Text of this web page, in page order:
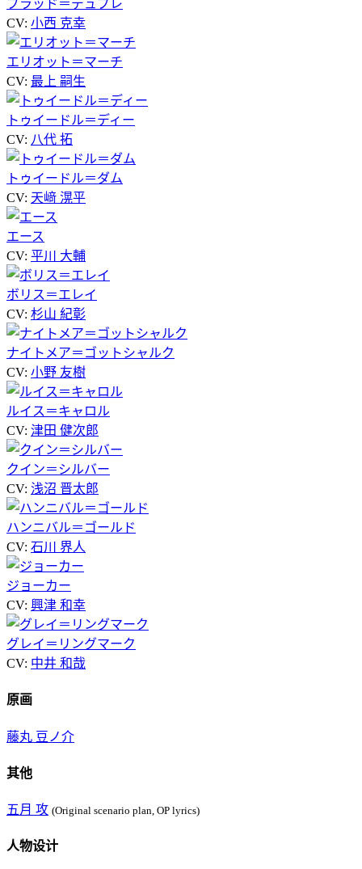
ブラッド＝デュプレ
CV: 小西 克幸
エリオット＝マーチ
CV: 最上 嗣生
トゥイードル＝ディー
CV: 八代 拓
トゥイードル＝ダム
CV: 天﨑 滉平
エース
CV: 平川 大輔
ボリス＝エレイ
CV: 杉山 紀彰
ナイトメア＝ゴットシャルク
CV: 小野 友樹
ルイス＝キャロル
CV: 津田 健次郎
クイン＝シルバー
CV: 浅沼 晋太郎
ハンニバル＝ゴールド
CV: 石川 界人
ジョーカー
CV: 興津 和幸
グレイ＝リングマーク
CV: 中井 和哉
原画
藤丸 豆ノ介
其他
五月 攻 (Original scenario plan, OP lyrics)
人物设计